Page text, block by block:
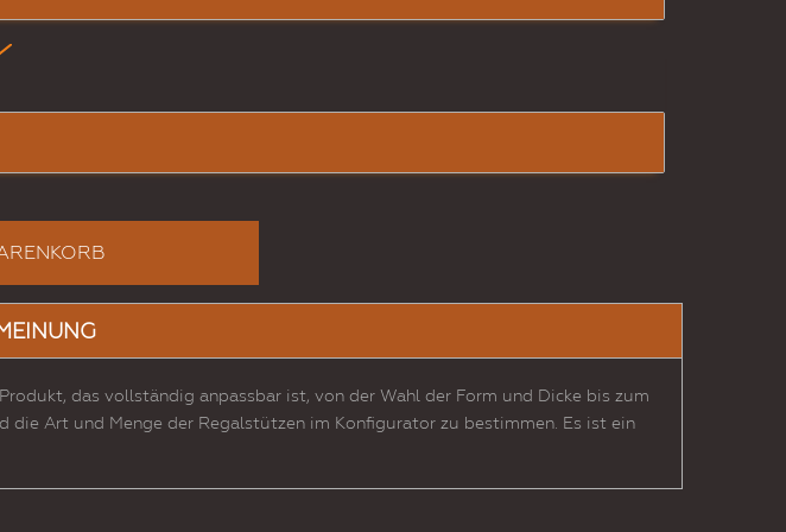
das vollständig anpassbar ist, von der Wahl der Form und Dicke bis zum
die Art und Menge der Regalstützen im Konfigurator zu bestimmen. Es ist ein